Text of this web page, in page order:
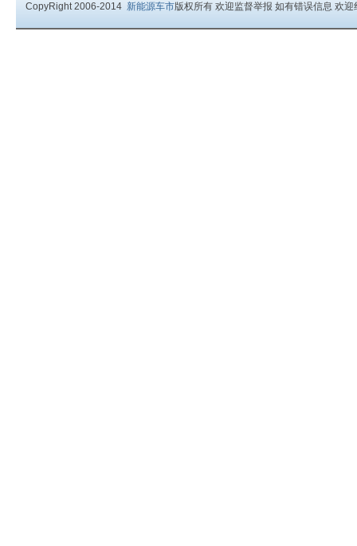
CopyRight 2006-2014 新能源车市版权所有 欢迎监督举报 如有错误信息 欢迎